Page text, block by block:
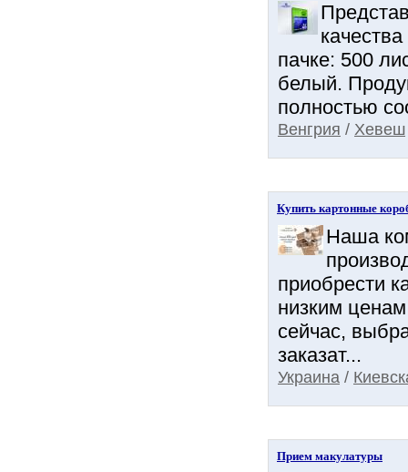
пачке: 500
белый.
полностью
Венгрия / Хевеш
Купить картонные
Наша
приобрести
низким
сейчас,
заказат...
Украина /
Прием макулатуры